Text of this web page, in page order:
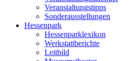
Veranstaltungstipps
Sonderausstellungen
Hessenpark
Hessenparklexikon
Werkstattberichte
Leitbild